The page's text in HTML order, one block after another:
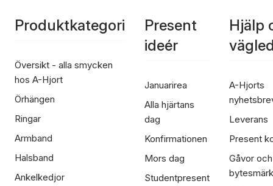
Produktkategori
Översikt - alla smycken
hos A-Hjort
Örhängen
Ringar
Armband
Halsband
Ankelkedjor
Present
ideér
Januarirea
Alla hjärtans
dag
Konfirmationen
Mors dag
Studentpresent
Hjälp
A-Hjorts
Leverans
Present
Gåvor och